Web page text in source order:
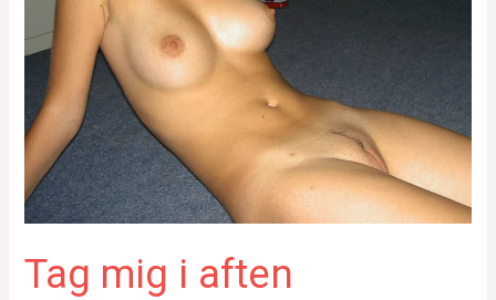
Tag mig i aften